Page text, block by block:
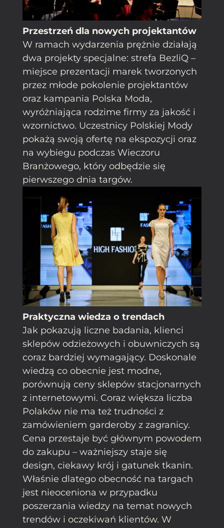
Przestrzeń dla nowych projektantów
W ramach wydarzenia prężnie działają
dwa projekty specjalne: strefa BezliQ –
miejsce prezentacji marek tworzonych
przez młode pokolenie projektantów
oraz kampania Polska Moda,
wyróżniająca rodzime firmy za jakość i
wzornictwo. Uczestnicy Polskiej Mody
pokażą swoją ofertę na ekspozycji oraz
na wybiegu podczas Wieczoru
Branżowego, który odbędzie się
pierwszego dnia targów.
Praktyczna wiedza o trendach
Jak pokazują liczne badania, klienci
sklepów odzieżowych i obuwniczych są
coraz bardziej wymagający. Doskonale
wiedzą co obecnie jest modne,
porównują ceny sklepów stacjonarnych
z internetowymi. Coraz większa liczba
Polaków nie ma też trudności z
zamówieniem garderoby z zagranicy.
Cena przestaje być głównym powodem
do zakupu – ważniejszy staje się
design, ciekawy krój i gatunek tkanin.
Właśnie dlatego obecność na targach
jest nieoceniona w przypadku
poszerzania wiedzy na temat nowych
trendów i oczekiwań klientów. W